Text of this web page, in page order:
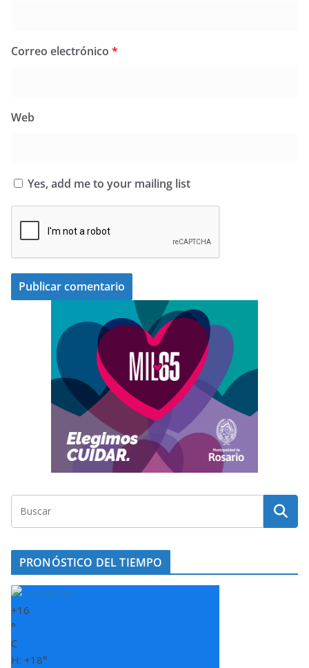
Correo electrónico *
Web
Yes, add me to your mailing list
PRONÓSTICO DEL TIEMPO
+16
°
C
H: +18°